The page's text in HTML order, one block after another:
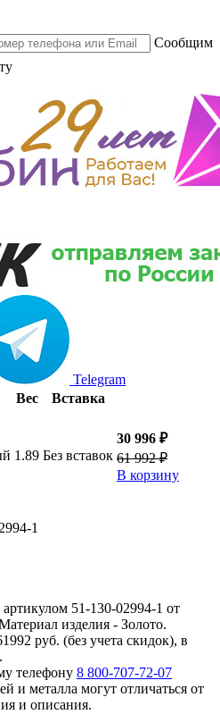
Сообщим
Telegram
Вес Вставка
1.89 Без вставок
30 996 ₽
61 992 ₽
В корзину
1
51-130-02994-1 от
изделия - Золото.
руб. (без учета скидок), в
телефону 8 800-707-72-07
и металла могут отличаться от
и описания.